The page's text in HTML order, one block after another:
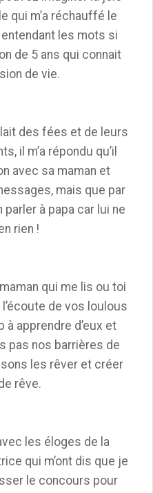
qui m’a réchauffé le
les mots si
de 5 ans qui connait
de vie.
des fées et de leurs
il m’a répondu qu’il
avec sa maman et
mais que par
à papa car lui ne
rien !
qui me lis ou toi
de vos loulous
à apprendre d’eux et
pas nos barrières de
les rêver et créer
rêve.
les éloges de la
qui m’ont dis que je
le concours pour